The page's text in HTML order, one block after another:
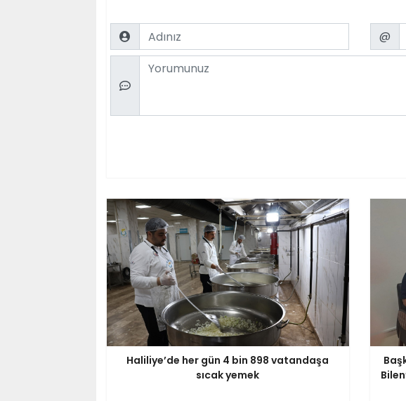
Name Email
@
Comment
Haliliye’de her gün 4 bin 898 vatandaşa
sıcak yemek